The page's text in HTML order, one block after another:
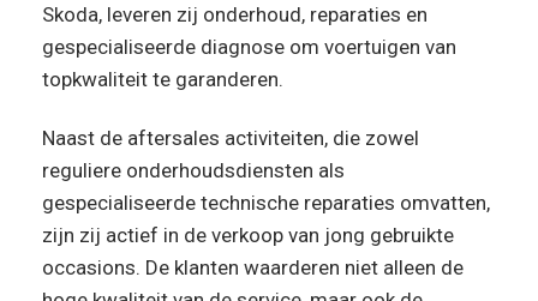
Skoda, leveren zij onderhoud, reparaties en
gespecialiseerde diagnose om voertuigen van
topkwaliteit te garanderen.
Naast de aftersales activiteiten, die zowel
reguliere onderhoudsdiensten als
gespecialiseerde technische reparaties omvatten,
zijn zij actief in de verkoop van jong gebruikte
occasions. De klanten waarderen niet alleen de